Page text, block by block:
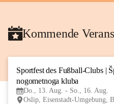
Kommende
Sportfest des Fußball-Clubs |
nogometnoga kluba
Do., 13. Aug. - So., 16. Aug.
Oslip, Eisenstadt-Umgebung,